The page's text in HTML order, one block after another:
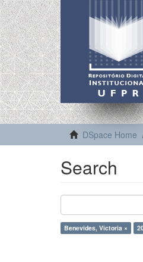
DSpace Home
Search
Benevides, Victoria ×